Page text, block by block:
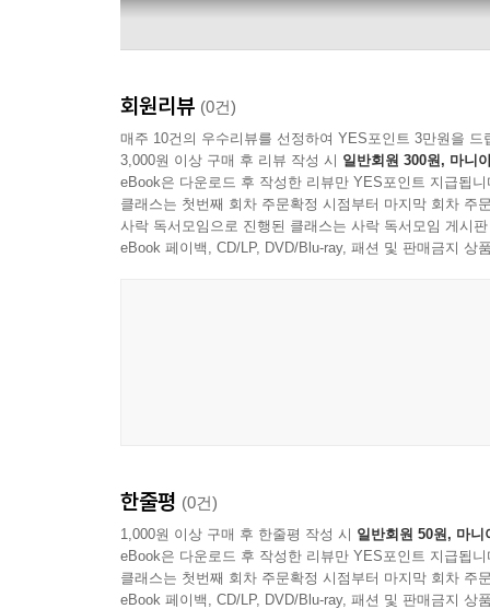
회원리뷰 (0건)
매주 10건의 우수리뷰를 선정하여 YES포인트 3만원을 드
3,000원 이상 구매 후 리뷰 작성 시 일반회원 300원, 마니
eBook은 다운로드 후 작성한 리뷰만 YES포인트 지급됩니
클래스는 첫번째 회차 주문확정 시점부터 마지막 회차 주
사락 독서모임으로 진행된 클래스는 사락 독서모임 게시
eBook 페이백, CD/LP, DVD/Blu-ray, 패션 및 판매금지 상
한줄평 (0건)
1,000원 이상 구매 후 한줄평 작성 시 일반회원 50원, 마니
eBook은 다운로드 후 작성한 리뷰만 YES포인트 지급됩니
클래스는 첫번째 회차 주문확정 시점부터 마지막 회차 주
eBook 페이백, CD/LP, DVD/Blu-ray, 패션 및 판매금지 상